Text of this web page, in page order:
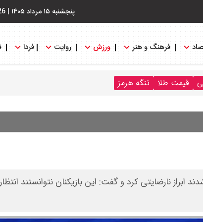
پنجشنبه ۱۵ مرداد ۱۴۰۵ |
فرهنگ و هنر ورزش روایت فردا
قیمت طلا تنگه هرمز
ابراز نارضایتی کرد و گفت: این بازیکنان نتوانستند